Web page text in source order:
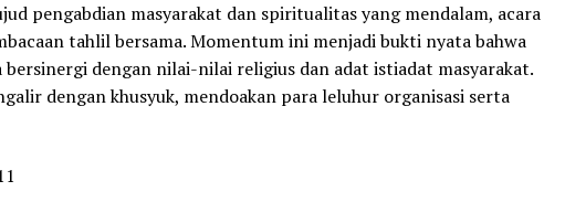
pengabdian masyarakat dan spiritualitas yang mendalam, acara
tahlil bersama. Momentum ini menjadi bukti nyata bahwa
bersinergi dengan nilai-nilai religius dan adat istiadat masyarakat.
dengan khusyuk, mendoakan para leluhur organisasi serta